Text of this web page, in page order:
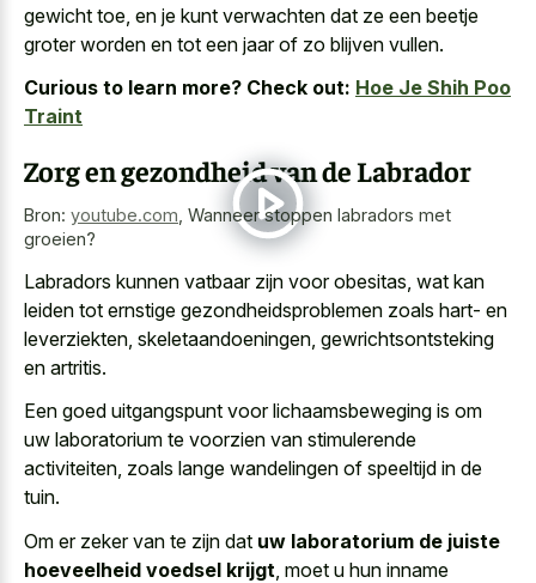
gewicht toe, en je kunt verwachten dat ze een beetje
groter worden en tot een jaar of zo blijven vullen.
Curious to learn more? Check out: Hoe Je Shih Poo
Traint
Zorg en gezondheid van de Labrador
Bron: youtube.com Wanneer stoppen labradors met
groeien?
Labradors kunnen vatbaar zijn voor obesitas, wat kan
leiden tot ernstige gezondheidsproblemen zoals hart- en
leverziekten, skeletaandoeningen, gewrichtsontsteking
en artritis.
Een goed uitgangspunt voor lichaamsbeweging is om
uw laboratorium te voorzien van stimulerende
activiteiten, zoals lange wandelingen of speeltijd in de
tuin.
Om er zeker van te zijn dat uw laboratorium de juiste
hoeveelheid voedsel krijgt , moet u hun inname